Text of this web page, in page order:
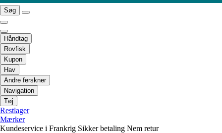
Søg
Håndtag
Rovfisk
Kupon
Hav
Andre ferskner
Navigation
Tøj
Restlager
Mærker
Kundeservice i Frankrig Sikker betaling Nem retur